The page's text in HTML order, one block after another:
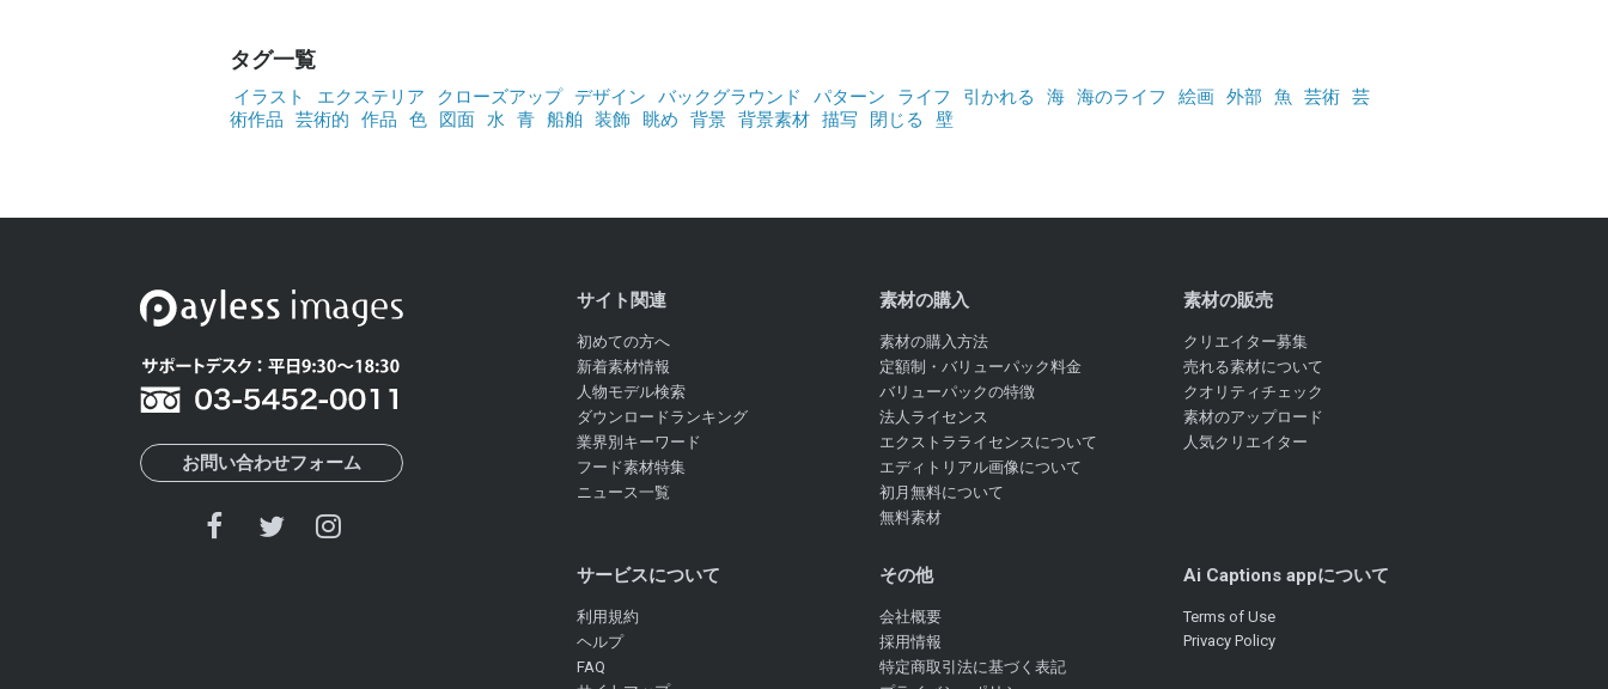
タグ一覧
イラスト エクステリア クローズアップ デザイン バックグラウンド パターン ライフ 引かれる 海 海のライフ 絵画 外部 魚 芸術 芸
術作品
芸術的 作品 色 図面 水 青 船舶 装飾 眺め 背景 背景素材 描写 閉じる 壁
お問い合わせフォーム
サイト関連
初めての方へ
新着素材情報
人物モデル検索
ダウンロードランキング
業界別キーワード
フード素材特集
ニュース一覧
素材の購入
素材の購入方法
定額制・バリューパック料金
バリューパックの特徴
法人ライセンス
エクストラライセンスについて
エディトリアル画像について
初月無料について
無料素材
素材の販売
クリエイター募集
売れる素材について
クオリティチェック
素材のアップロード
人気クリエイター
サービスについて
利用規約
ヘルプ
FAQ
その他
会社概要
採用情報
特定商取引法に基づく表記
Ai Captions appについて
Terms of Use
Privacy Policy